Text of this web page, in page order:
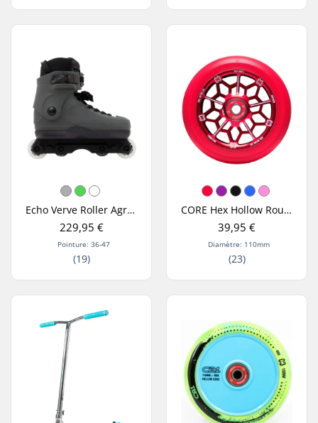
Echo Verve Roller Agressif
229,95 €
Pointure: 36-47
(19)
CORE Hex Hollow Roue Trottinette Freestyle
39,95 €
Diamètre: 110mm
(23)